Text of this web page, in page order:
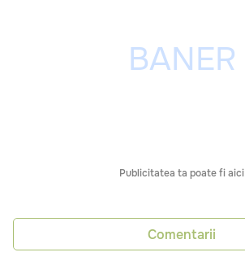
Publicitatea ta poate fi aici
Comentarii